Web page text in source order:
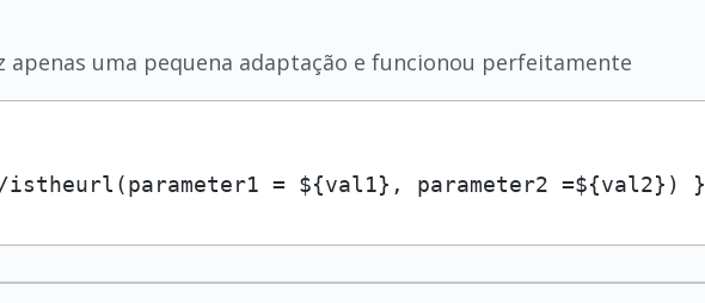
apenas uma pequena adaptação e funcionou perfeitamente
istheurl(parameter1 = ${val1}, parameter2 =${val2}) }